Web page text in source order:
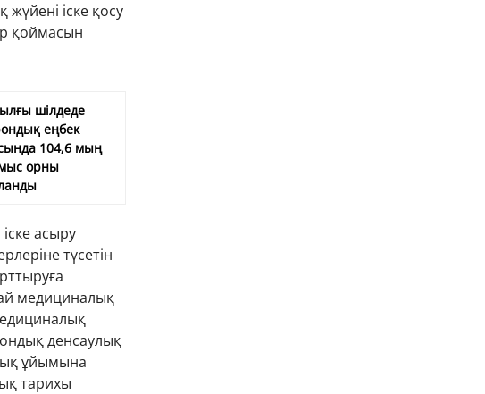
іске қосу
қоймасын
шілдеде
еңбек
104,6 мың
орны
асыру
түсетін
медициналық
денсаулық
ұйымына
тарихы